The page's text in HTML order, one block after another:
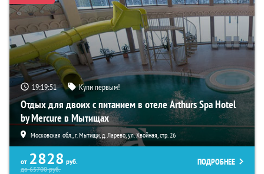
19:19:49 Купи первым!
Отдых для двоих с питанием в отеле Arthurs Spa Hotel
by Mercure в Мытищах
Московская обл., г. Мытищи, д. Ларево, ул. Хвойная, стр. 26
от 2828 руб.
до65700руб.
ПОДРОБНЕЕ